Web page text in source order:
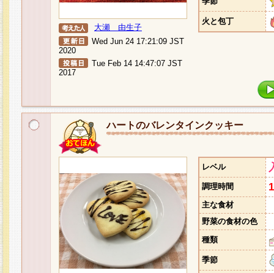
大瀬 由生子
Wed Jun 24 17:21:09 JST
2020
Tue Feb 14 14:47:07 JST
2017
火と包丁
ハートのバレンタインクッキー
レベル
調理時間
主な食材
野菜の食材の色
種類
季節